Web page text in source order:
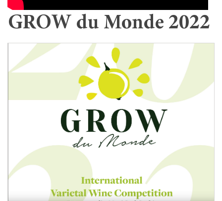
GROW du Monde 2022